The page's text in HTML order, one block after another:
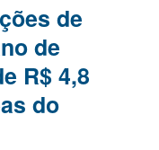
de
de
R$ 4,8
do